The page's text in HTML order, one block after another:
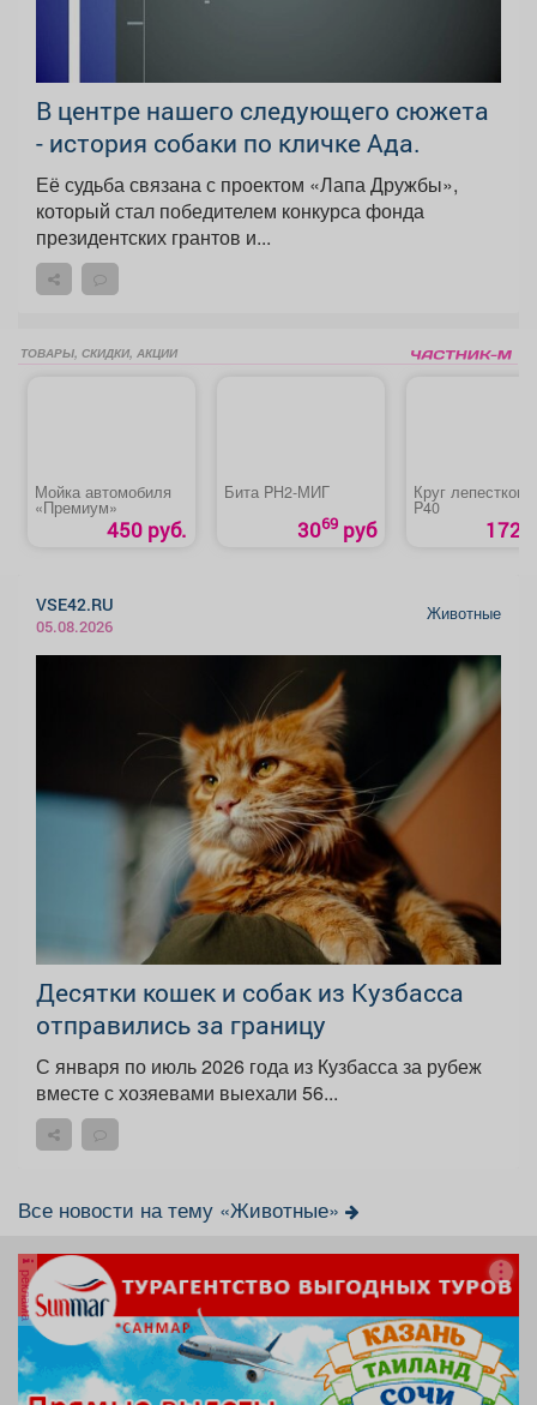
В центре нашего следующего сюжета
- история собаки по кличке Ада.
Её судьба связана с проектом «Лапа Дружбы»,
который стал победителем конкурса фонда
президентских грантов и...
ТОВАРЫ, СКИДКИ, АКЦИИ
Мойка автомобиля
«Премиум»
450 руб.
Бита PH2-МИГ
3069 руб
Круг
P40
172
VSE42.RU
05.08.2026
Животные
Десятки кошек и собак из Кузбасса
отправились за границу
С января по июль 2026 года из Кузбасса за рубеж
вместе с хозяевами выехали 56...
Все новости на тему «Животные»
реклама